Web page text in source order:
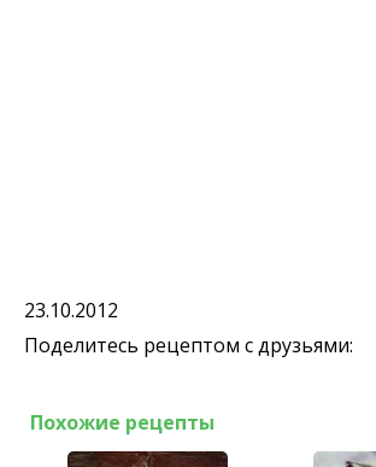
23.10.2012
Поделитесь рецептом с друзьями:
Похожие рецепты